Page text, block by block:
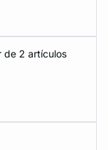
de 2 artículos